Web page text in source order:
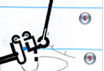
5
6